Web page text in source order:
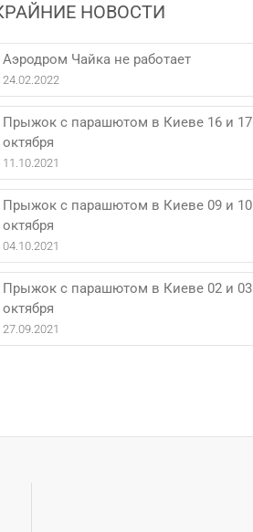
НОВОСТИ
Аэродром Чайка не работает
24.02.2022
Прыжок с парашютом в Киеве 16 и 17
октября
11.10.2021
Прыжок с парашютом в Киеве 09 и 10
октября
04.10.2021
Прыжок с парашютом в Киеве 02 и 03
октября
27.09.2021